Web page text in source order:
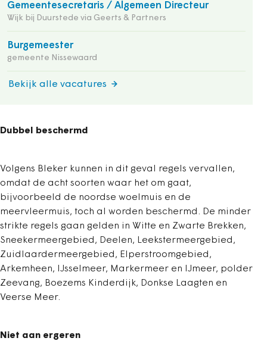
Gemeentesecretaris / Algemeen Directeur
Wijk bij Duurstede via Geerts & Partners
Burgemeester
gemeente Nissewaard
Bekijk alle vacatures
Dubbel beschermd
Volgens Bleker kunnen in dit geval regels vervallen,
omdat de acht soorten waar het om gaat,
bijvoorbeeld de noordse woelmuis en de
meervleermuis, toch al worden beschermd. De minder
strikte regels gaan gelden in Witte en Zwarte Brekken,
Sneekermeergebied, Deelen, Leekstermeergebied,
Zuidlaardermeergebied, Elperstroomgebied,
Arkemheen, IJsselmeer, Markermeer en IJmeer, polder
Zeevang, Boezems Kinderdijk, Donkse Laagten en
Veerse Meer.
Niet aan ergeren